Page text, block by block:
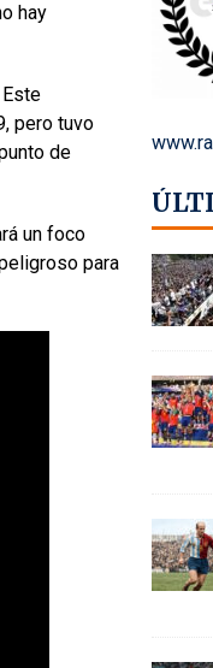
hay
Este
pero tuvo
de
un foco
para